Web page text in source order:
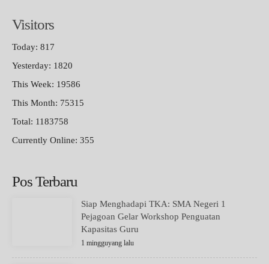
Visitors
Today: 817
Yesterday: 1820
This Week: 19586
This Month: 75315
Total: 1183758
Currently Online: 355
Pos Terbaru
Siap Menghadapi TKA: SMA Negeri 1
Pejagoan Gelar Workshop Penguatan
Kapasitas Guru
1 mingguyang lalu